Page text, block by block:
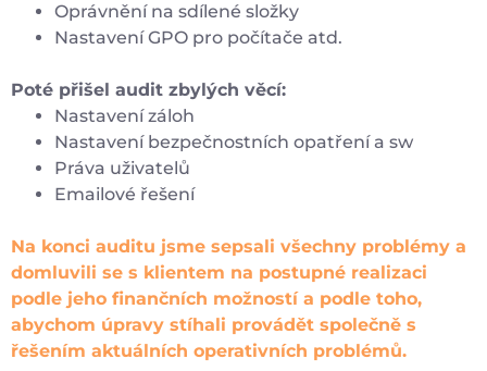
Oprávnění na sdílené složky
Nastavení GPO pro počítače atd.
Poté přišel audit zbylých věcí:
Nastavení záloh
Nastavení bezpečnostních opatření a sw
Práva uživatelů
Emailové řešení
Na konci auditu jsme sepsali všechny problémy a
domluvili se s klientem na postupné realizaci
podle jeho finančních možností a podle toho,
abychom úpravy stíhali provádět společně s
řešením aktuálních operativních problémů.